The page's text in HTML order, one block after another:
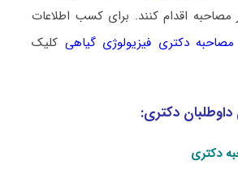
اقدام کنند. برای کسب اطلاعات
مصاحبه دکتری فیزیولوژی گیاهی کلیک
دکتری:
دکتری